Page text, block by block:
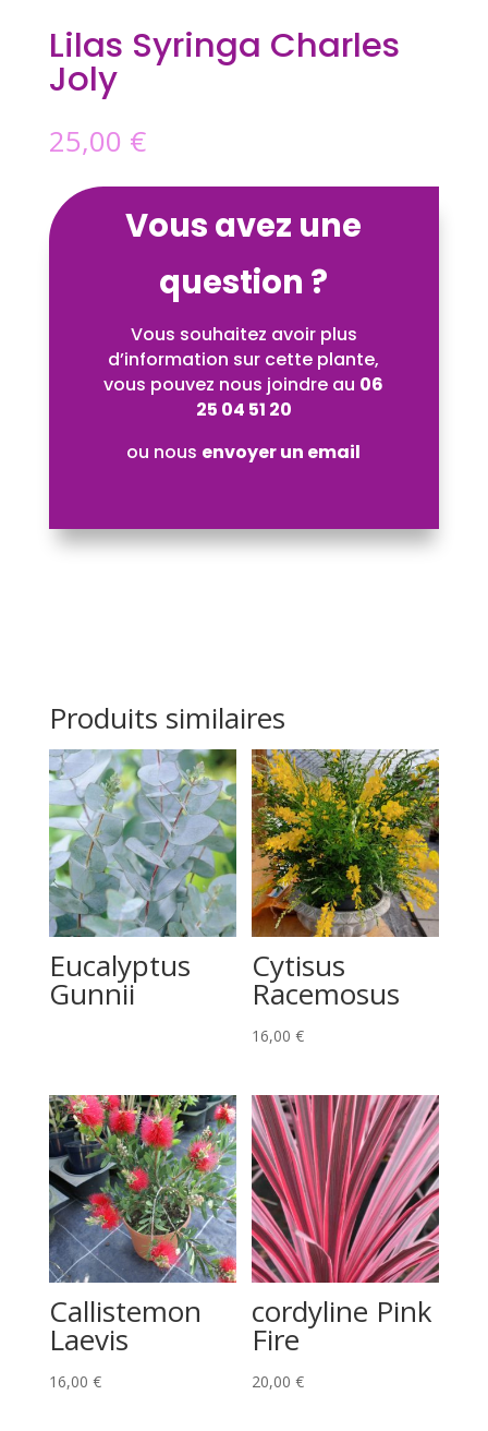
Lilas Syringa Charles
Joly
25,00 €
Vous avez une
question ?
Vous souhaitez avoir plus
d’information sur cette plante,
vous pouvez nous joindre au 06
25 04 51 20
ou nous envoyer un email
Produits similaires
Eucalyptus
Gunnii
Cytisus
Racemosus
16,00€
Callistemon
Laevis
16,00 €
cordyline Pink
Fire
20,00€